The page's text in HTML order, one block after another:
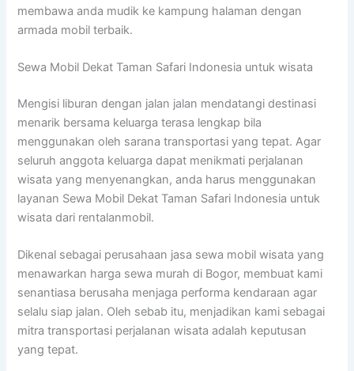
membawa anda mudik ke kampung halaman dengan
armada mobil terbaik.
Sewa Mobil Dekat Taman Safari Indonesia untuk wisata
Mengisi liburan dengan jalan jalan mendatangi destinasi
menarik bersama keluarga terasa lengkap bila
menggunakan oleh sarana transportasi yang tepat. Agar
seluruh anggota keluarga dapat menikmati perjalanan
wisata yang menyenangkan, anda harus menggunakan
layanan Sewa Mobil Dekat Taman Safari Indonesia untuk
wisata dari rentalanmobil.
Dikenal sebagai perusahaan jasa sewa mobil wisata yang
menawarkan harga sewa murah di Bogor, membuat kami
senantiasa berusaha menjaga performa kendaraan agar
selalu siap jalan. Oleh sebab itu, menjadikan kami sebagai
mitra transportasi perjalanan wisata adalah keputusan
yang tepat.